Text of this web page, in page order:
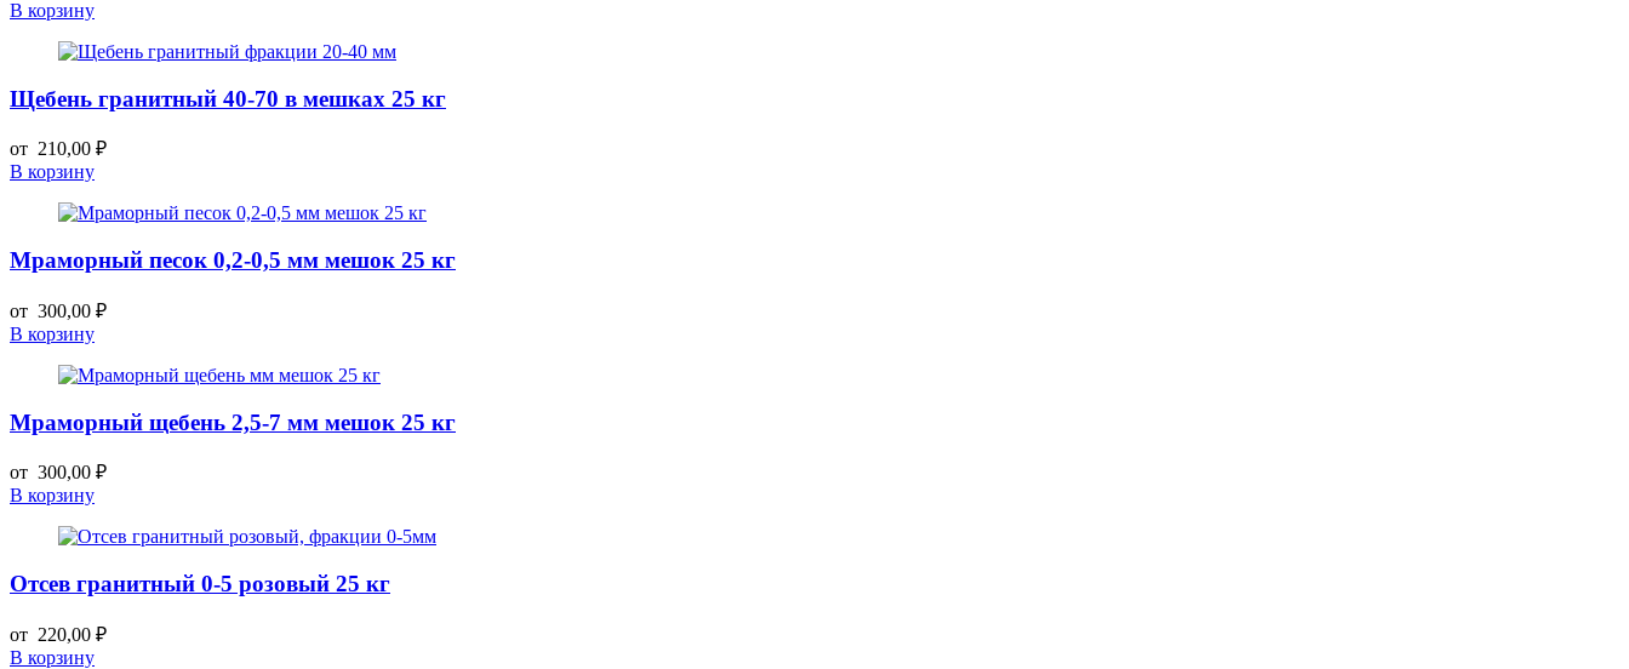
В корзину
Щебень гранитный 40-70 в мешках 25 кг
от 210,00 ₽
В корзину
Мраморный песок 0,2-0,5 мм мешок 25 кг
от 300,00 ₽
В корзину
Мраморный щебень 2,5-7 мм мешок 25 кг
от 300,00 ₽
В корзину
Отсев гранитный 0-5 розовый 25 кг
от 220,00 ₽
В корзину